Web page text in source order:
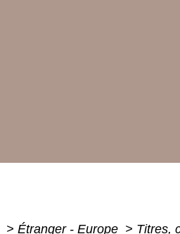
> Étranger - Europe > Titres,